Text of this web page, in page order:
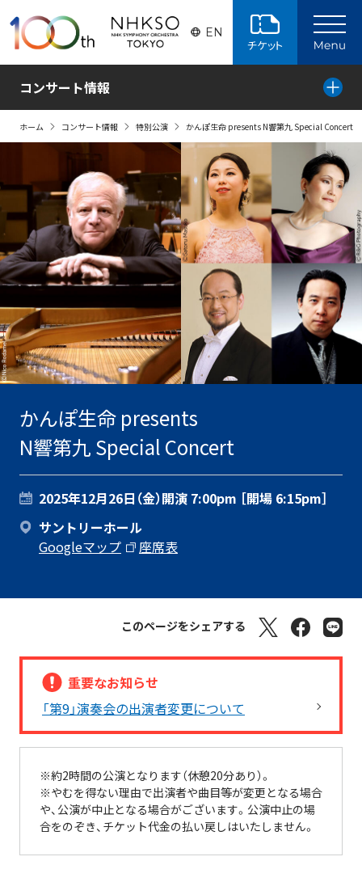
EN
コンサート情報
ホーム コンサート情報 特別公演 かんぽ生命 presents N響第九 Special Concert
かんぽ生命 presents
N響第九 Special Concert
2025年12月26日（金）開演 7:00pm ［開場 6:15pm］
サントリーホール
Googleマップ
座席表
このページをシェアする
重要なお知らせ
「第9」演奏会の出演者変更について
※約2時間の公演となります（休憩20分あり）。
※やむを得ない理由で出演者や曲目等が変更となる場合
や、公演が中止となる場合がございます。公演中止の場
合をのぞき、チケット代金の払い戻しはいたしません。